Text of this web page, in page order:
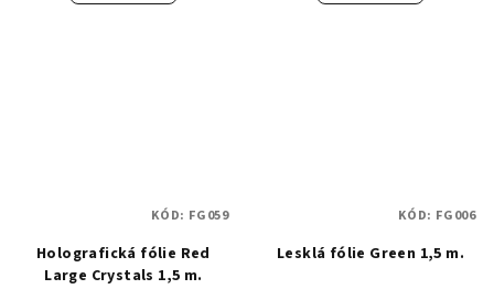
Holografická fólie Red
Large Crystals 1,5 m.
KÓD: FG059
Lesklá fólie Green 1,5 m.
KÓD: FG006